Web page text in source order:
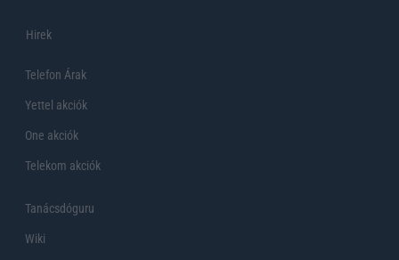
Hirek
Telefon Árak
Yettel akciók
One akciók
Telekom akciók
Tanácsdóguru
Wiki